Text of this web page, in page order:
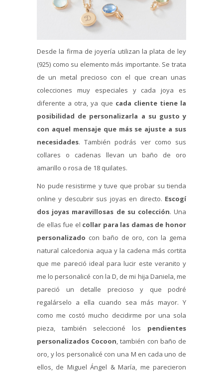
Desde la firma de joyería utilizan la plata de ley
(925) como su elemento más importante. Se trata
de un metal precioso con el que crean unas
colecciones muy especiales y cada joya es
diferente a otra, ya que cada cliente tiene la
posibilidad de personalizarla a su gusto y
con aquel mensaje que más se ajuste a sus
necesidades. También podrás ver como sus
collares o cadenas llevan un baño de oro
amarillo o rosa de 18 quilates.
No pude resistirme y tuve que probar su tienda
online y descubrir sus joyas en directo. Escogí
dos joyas maravillosas de su colección. Una
de ellas fue el collar para las damas de honor
personalizado con baño de oro, con la gema
natural calcedonia aqua y la cadena más cortita
que me pareció ideal para lucir este veranito y
me lo personalicé con la D, de mi hija Daniela, me
pareció un detalle precioso y que podré
regalárselo a ella cuando sea más mayor. Y
como me costó mucho decidirme por una sola
pieza, también seleccioné los pendientes
personalizados Cocoon, también con baño de
oro, y los personalicé con una M en cada uno de
ellos, de Miguel Ángel & María, me parecieron